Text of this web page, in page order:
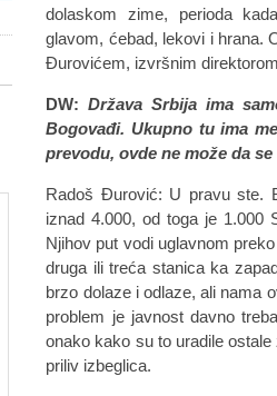
dolaskom zime, perioda
glavom, ćebad, lekovi i hrana.
Đurovićem, izvršnim
DW:Država Srbija ima
Bogovađi. Ukupno tu ima
prevodu, ovde ne može da
Radoš Đurović: U pravu ste.
iznad 4.000, od toga je 1.000
Njihov put vodi uglavnom
druga ili treća stanica ka
brzo dolaze i odlaze, ali nama
problem je javnost davno
onako kako su to uradile
priliv izbeglica.